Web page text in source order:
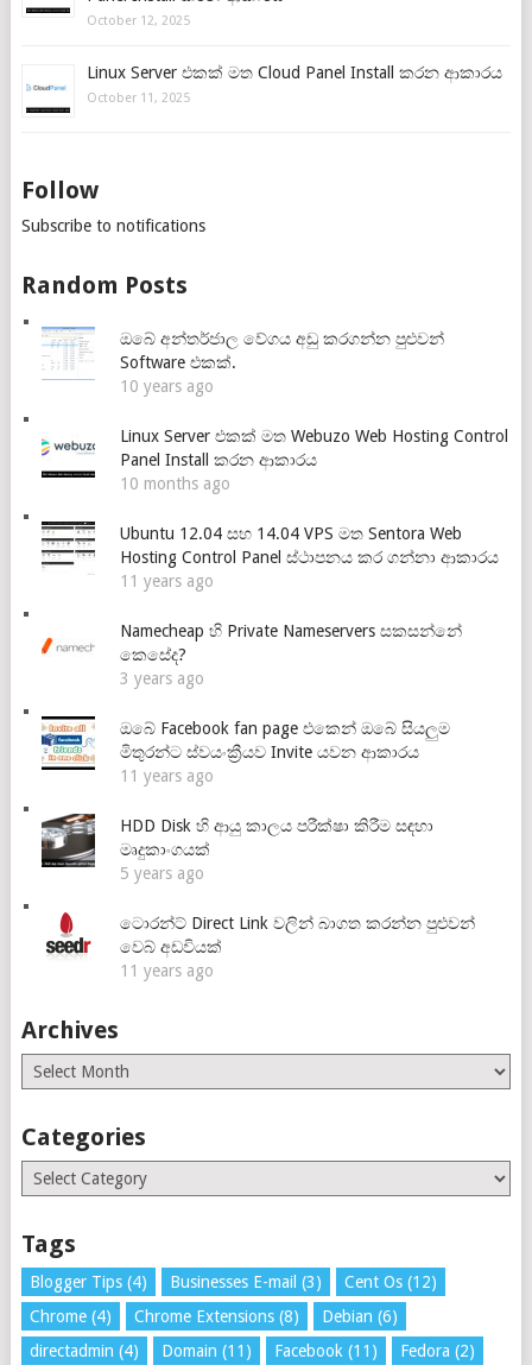
October 12, 2025
Linux Server එකක් මත Cloud Panel Install කරන ආකාරය
October 11, 2025
Follow
Subscribe to notifications
Random Posts
ඔබේ අන්තර්ජාල වේගය අඩු කරගන්න පුළුවන්
Software එකක්.
10 years ago
Linux Server එකක් මත Webuzo Web Hosting Control
Panel Install කරන ආකාරය
10 months ago
Ubuntu 12.04 සහ 14.04 VPS මත Sentora Web
Hosting Control Panel ස්ථාපනය කර ගන්නා ආකාරය
11 years ago
Namecheap හි Private Nameservers සකසන්නේ
කෙසේද?
3 years ago
ඔබේ Facebook fan page එකෙන් ඔබේ සියලුම
මිතුරන්ට ස්වයංක්‍රීයව Invite යවන ආකාරය
11 years ago
HDD Disk හි ආයු කාලය පරීක්ෂා කිරීම සඳහා
මෘදුකාංගයක්
5 years ago
ටොරන්ට් Direct Link වලින් බාගත කරන්න පුළුවන්
වෙබ් අඩවියක්
11 years ago
Archives
Archives
Categories
Categories
Tags
Blogger Tips(4) Businesses E-mail (3) Cent Os(12)
Chrome(4) Chrome Extensions(8) Debian (6)
directadmin (4) Domain (11) Facebook (11) Fedora (2)